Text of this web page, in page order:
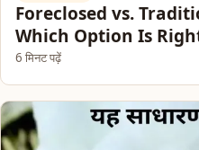
Foreclosed vs.
Which Option Is
6 मिनट पढ़ें